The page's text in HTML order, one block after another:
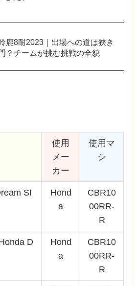
鹿8耐2023｜出場への道は狭き
？チームが挑む挑戦の全貌
使用
メー
カー
使用マ
シ
SI
Hond
a
CBR10
00RR-
R
D
Hond
a
CBR10
00RR-
R